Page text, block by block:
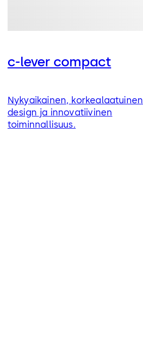
c-lever compact
Nykyaikainen, korkealaatuinen
design ja innovatiivinen
toiminnallisuus.